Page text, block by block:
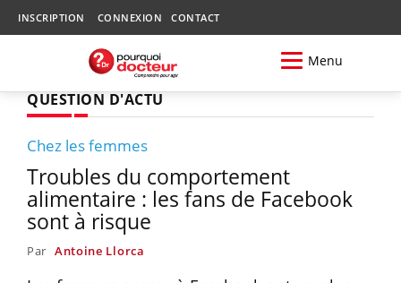
INSCRIPTION CONNEXION CONTACT
Menu
QUESTION D'ACTU
Chez les femmes
Troubles du comportement
alimentaire : les fans de Facebook
sont à risque
Par Antoine Llorca